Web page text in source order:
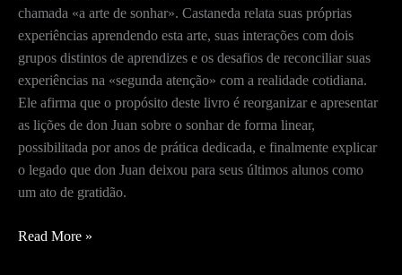
chamada «a arte de sonhar». Castaneda relata suas próprias
experiências aprendendo esta arte, suas interações com dois
grupos distintos de aprendizes e os desafios de reconciliar suas
experiências na «segunda atenção» com a realidade cotidiana.
Ele afirma que o propósito deste livro é reorganizar e apresentar
as lições de don Juan sobre o sonhar de forma linear,
possibilitada por anos de prática dedicada, e finalmente explicar
o legado que don Juan deixou para seus últimos alunos como
um ato de gratidão.
Nota
Read More »